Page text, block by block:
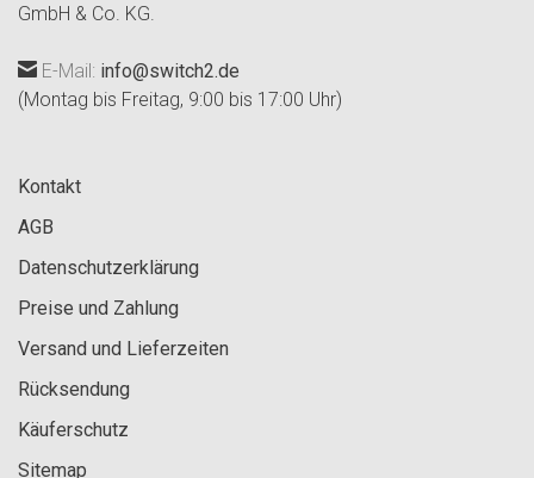
GmbH & Co. KG.
E-Mail: info@switch2.de
(Montag bis Freitag, 9:00 bis 17:00 Uhr)
Kontakt
AGB
Datenschutzerklärung
Preise und Zahlung
Versand und Lieferzeiten
Rücksendung
Käuferschutz
Sitemap